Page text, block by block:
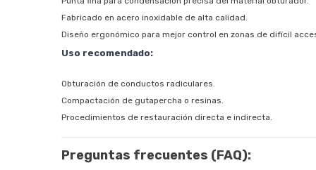
Fabricado en acero inoxidable de alta calidad.
Diseño ergonómico para mejor control en zonas de difícil
Uso recomendado:
Obturación de conductos radiculares.
Compactación de gutapercha o resinas.
Procedimientos de restauración directa e indirecta.
Preguntas frecuentes (FAQ):